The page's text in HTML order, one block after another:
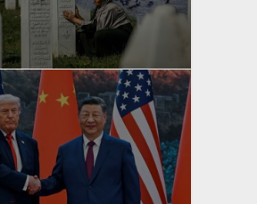
yazan
Bahri Ak
yazan
Bahri Ak